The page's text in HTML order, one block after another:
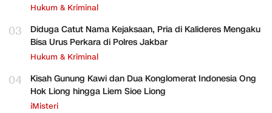
Hukum & Kriminal
03
Diduga Catut Nama Kejaksaan, Pria di Kalideres Mengaku
Bisa Urus Perkara di Polres Jakbar
Hukum & Kriminal
04
Kisah Gunung Kawi dan Dua Konglomerat Indonesia Ong
Hok Liong hingga Liem Sioe Liong
iMisteri